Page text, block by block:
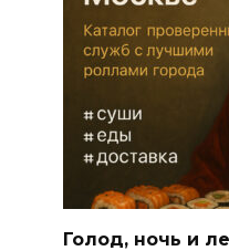
Голод, ночь и